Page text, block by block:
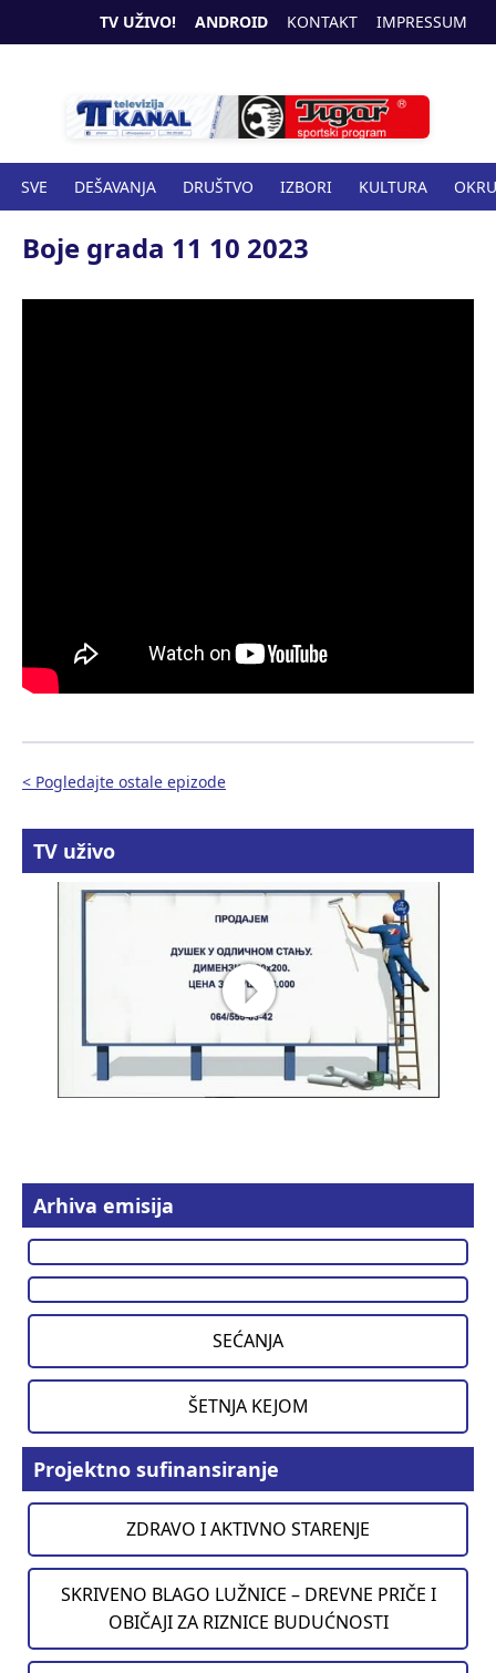
TV UŽIVO! ANDROID KONTAKT IMPRESSUM
SVE DEŠAVANJA DRUŠTVO IZBORI KULTURA
SPORT ZANIMLJIVOSTI ZDRAVSTVO
Boje grada 11 10 2023
< Pogledajte ostale epizode
TV uživo
Arhiva emisija
SEĆANJA
ŠETNJA KEJOM
Projektno sufinansiranje
ZDRAVO I AKTIVNO STARENJE
SKRIVENO BLAGO LUŽNICE – DREVNE PRIČE I
OBIČAJI ZA RIZNICE BUDUĆNOSTI